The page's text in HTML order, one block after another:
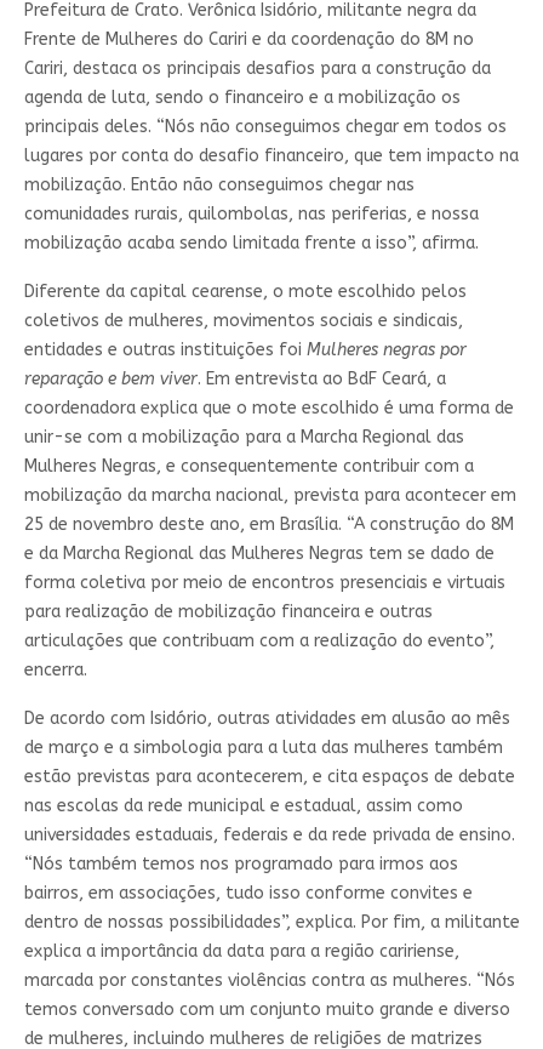
Prefeitura de Crato. Verônica Isidório, militante negra da
Frente de Mulheres do Cariri e da coordenação do 8M no
Cariri, destaca os principais desafios para a construção da
agenda de luta, sendo o financeiro e a mobilização os
principais deles. “Nós não conseguimos chegar em todos os
lugares por conta do desafio financeiro, que tem impacto na
mobilização. Então não conseguimos chegar nas
comunidades rurais, quilombolas, nas periferias, e nossa
mobilização acaba sendo limitada frente a isso”, afirma.
Diferente da capital cearense, o mote escolhido pelos
coletivos de mulheres, movimentos sociais e sindicais,
entidades e outras instituições foi Mulheres negras por
reparação e bem viver. Em entrevista ao BdF Ceará, a
coordenadora explica que o mote escolhido é uma forma de
unir-se com a mobilização para a Marcha Regional das
Mulheres Negras, e consequentemente contribuir com a
mobilização da marcha nacional, prevista para acontecer em
25 de novembro deste ano, em Brasília. “A construção do 8M
e da Marcha Regional das Mulheres Negras tem se dado de
forma coletiva por meio de encontros presenciais e virtuais
para realização de mobilização financeira e outras
articulações que contribuam com a realização do evento”,
encerra.
De acordo com Isidório, outras atividades em alusão ao mês
de março e a simbologia para a luta das mulheres também
estão previstas para acontecerem, e cita espaços de debate
nas escolas da rede municipal e estadual, assim como
universidades estaduais, federais e da rede privada de ensino.
“Nós também temos nos programado para irmos aos
bairros, em associações, tudo isso conforme convites e
dentro de nossas possibilidades”, explica. Por fim, a militante
explica a importância da data para a região caririense,
marcada por constantes violências contra as mulheres. “Nós
temos conversado com um conjunto muito grande e diverso
de mulheres, incluindo mulheres de religiões de matrizes